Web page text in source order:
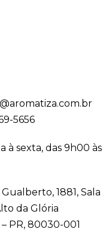
5656
à sexta, das 9h00 às
Gualberto, 1881, Sala
da Glória
PR, 80030-001